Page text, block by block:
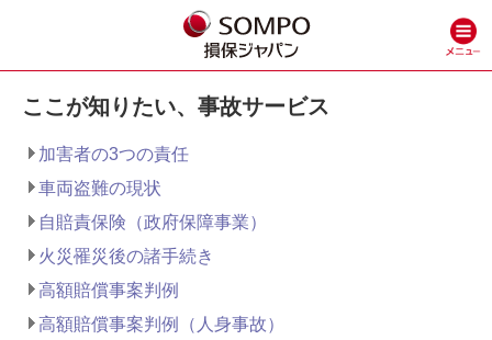
ここが知りたい、事故サービス
加害者の3つの責任
車両盗難の現状
自賠責保険（政府保障事業）
火災罹災後の諸手続き
高額賠償事案判例
高額賠償事案判例（人身事故）